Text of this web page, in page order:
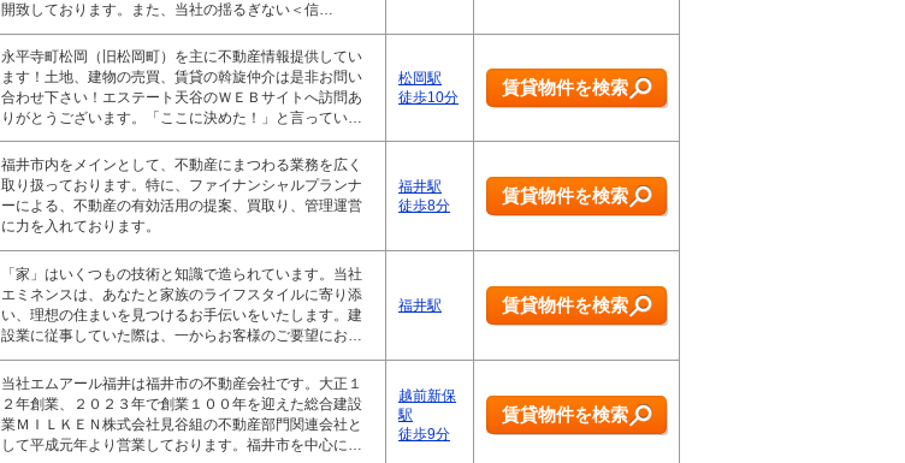
開致しております。また、当社の揺るぎない＜信…
永平寺町松岡（旧松岡町）を主に不動産情報提供してい
ます！土地、建物の売買、賃貸の斡旋仲介は是非お問い
合わせ下さい！エステート天谷のＷＥＢサイトへ訪問あ
りがとうございます。「ここに決めた！」と言ってい…
松岡駅
徒歩10分
賃貸物件を検索
福井市内をメインとして、不動産にまつわる業務を広く
取り扱っております。特に、ファイナンシャルプランナ
ーによる、不動産の有効活用の提案、買取り、管理運営
に力を入れております。
福井駅
徒歩8分
賃貸物件を検索
「家」はいくつもの技術と知識で造られています。当社
エミネンスは、あなたと家族のライフスタイルに寄り添
い、理想の住まいを見つけるお手伝いをいたします。建
設業に従事していた際は、一からお客様のご要望にお…
福井駅 賃貸物件を検索
当社エムアール福井は福井市の不動産会社です。大正１
２年創業、２０２３年で創業１００年を迎えた総合建設
業ＭＩＬＫＥＮ株式会社見谷組の不動産部門関連会社と
して平成元年より営業しております。福井市を中心に…
越前新保
駅
徒歩9分
賃貸物件を検索